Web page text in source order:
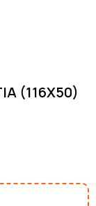
(116X50)